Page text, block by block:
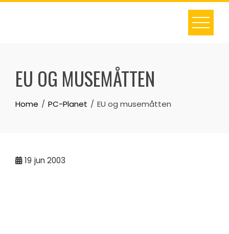
Skip
EU OG MUSEMÅTTEN
Home PC-Planet EU og musemåtten
19 jun 2003